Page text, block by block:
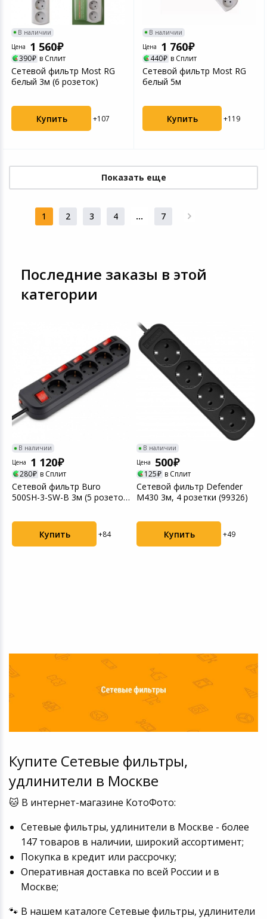
В наличии
Цена
1 560
390 в Сплит
Сетевой фильтр Most RG
белый 3м (6 розеток)
Купить +107
В наличии
Цена
1 760
440 в Сплит
Сетевой фильтр Most RG
белый 5м
Купить +119
Показать еще
1 2 3 4 ... 7
Последние заказы в этой
категории
В наличии
Цена
1 120
280 в Сплит
Сетевой фильтр Buro
500SH-3-SW-B 3м (5 розеток)
Купить +84
В наличии
Цена
500
125 в Сплит
Сетевой фильтр Defender
M430 3м, 4 розетки (99326)
Купить +49
Купите Сетевые фильтры,
удлинители в Москве
🐱 В интернет-магазине КотоФото:
Сетевые фильтры, удлинители в Москве - более
147 товаров в наличии, широкий ассортимент;
Покупка в кредит или рассрочку;
Оперативная доставка по всей России и в
Москве;
🐾 В нашем каталоге Сетевые фильтры, удлинители